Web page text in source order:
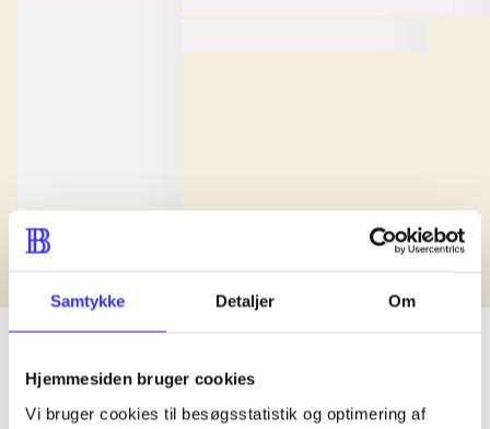
Samtykke Detaljer Om
Hjemmesiden bruger cookies
Vi bruger cookies til besøgsstatistik og optimering af
lorem ipsum dolor sit amet ...